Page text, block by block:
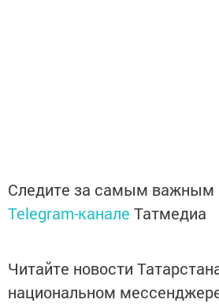
Следите за самым важным
Telegram-канале Татмедиа
Читайте новости
национальном